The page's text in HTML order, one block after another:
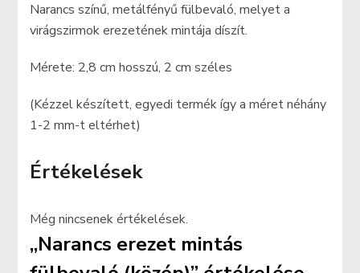
Narancs színű, metálfényű fülbevaló, melyet a
virágszirmok erezetének mintája díszít.
Mérete: 2,8 cm hosszú, 2 cm széles
(Kézzel készített, egyedi termék így a méret néhány
1-2 mm-t eltérhet)
Értékelések
Még nincsenek értékelések.
„Narancs erezet mintás